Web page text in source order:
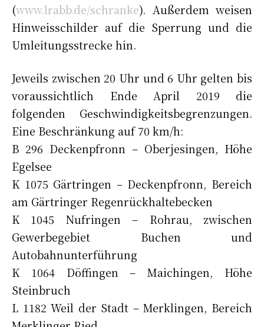
(www.lrabb.de/schranke). Außerdem weisen
Hinweisschilder auf die Sperrung und die
Umleitungsstrecke hin.
Jeweils zwischen 20 Uhr und 6 Uhr gelten bis
voraussichtlich Ende April 2019 die
folgenden Geschwindigkeitsbegrenzungen.
Eine Beschränkung auf 70 km/h:
B 296 Deckenpfronn – Oberjesingen, Höhe
Egelsee
K 1075 Gärtringen – Deckenpfronn, Bereich
am Gärtringer Regenrückhaltebecken
K 1045 Nufringen – Rohrau, zwischen
Gewerbegebiet Buchen und
Autobahnunterführung
K 1064 Döffingen – Maichingen, Höhe
Steinbruch
L 1182 Weil der Stadt – Merklingen, Bereich